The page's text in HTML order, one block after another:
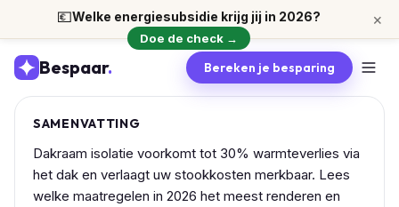
💶Welke energiesubsidie krijg jij in 2026?
Doe de check →
×
Bespaar. Bereken je besparing
SAMENVATTING
Dakraam isolatie voorkomt tot 30% warmteverlies via
het dak en verlaagt uw stookkosten merkbaar. Lees
welke maatregelen in 2026 het meest renderen en